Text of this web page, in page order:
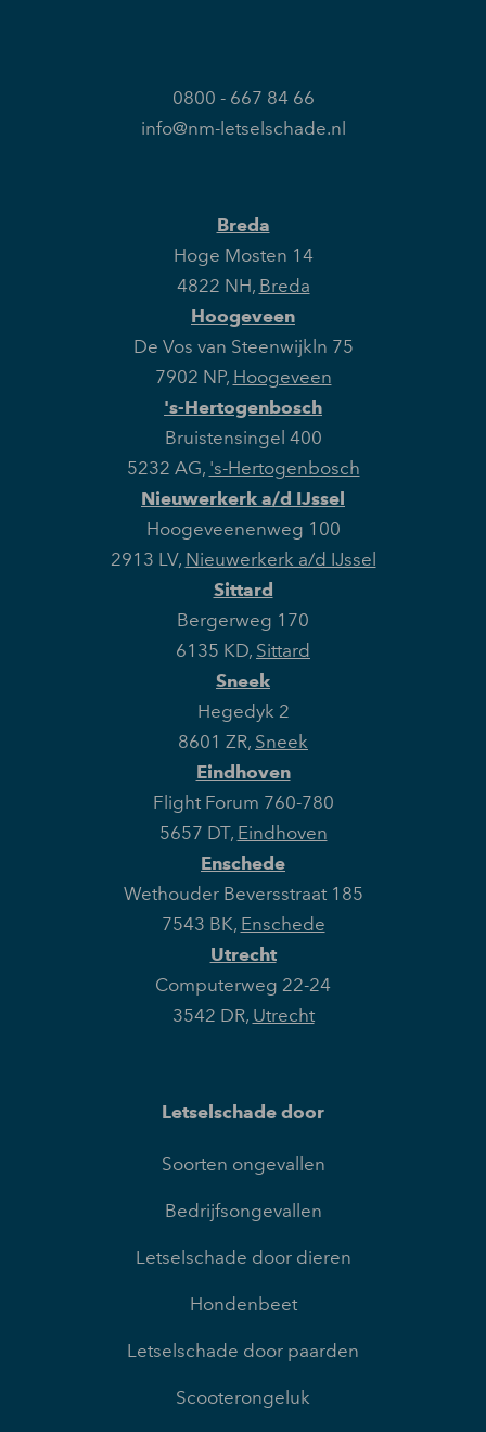
0800 - 667 84 66
info@nm-letselschade.nl
Breda
Hoge Mosten 14
4822 NH, Breda
Hoogeveen
De Vos van Steenwijkln 75
7902 NP, Hoogeveen
's-Hertogenbosch
Bruistensingel 400
5232 AG, 's-Hertogenbosch
Nieuwerkerk a/d IJssel
Hoogeveenenweg 100
2913 LV, Nieuwerkerk a/d IJssel
Sittard
Bergerweg 170
6135 KD, Sittard
Sneek
Hegedyk 2
8601 ZR, Sneek
Eindhoven
Flight Forum 760-780
5657 DT, Eindhoven
Enschede
Wethouder Beversstraat 185
7543 BK, Enschede
Utrecht
Computerweg 22-24
3542 DR, Utrecht
Letselschade door
Soorten ongevallen
Bedrijfsongevallen
Letselschade door dieren
Hondenbeet
Letselschade door paarden
Scooterongeluk